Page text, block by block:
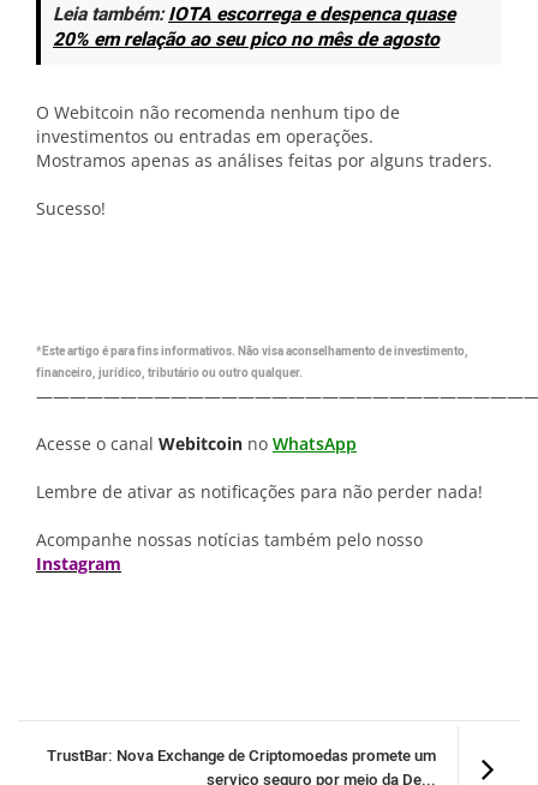
Leia também:IOTA escorrega e despenca quase
20% em relação ao seu pico no mês de agosto
O Webitcoin não recomenda nenhum tipo de
investimentos ou entradas em operações.
Mostramos apenas as análises feitas por alguns traders.
Sucesso!
*Este artigo é para fins informativos. Não visa aconselhamento de investimento,
financeiro, jurídico, tributário ou outro qualquer.
Acesse o canal Webitcoin no WhatsApp
Lembre de ativar as notificações para não perder nada!
Acompanhe nossas notícias também pelo nosso
Instagram
TrustBar: Nova Exchange de Criptomoedas promete um